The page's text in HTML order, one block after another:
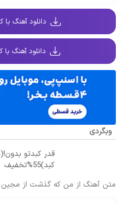
دانلود آهنگ با
دانلود آهنگ با
وبگردی
قدر کبدتو
کبد)55%تخفیف
متن آهنگ از من که گذشت از مجین